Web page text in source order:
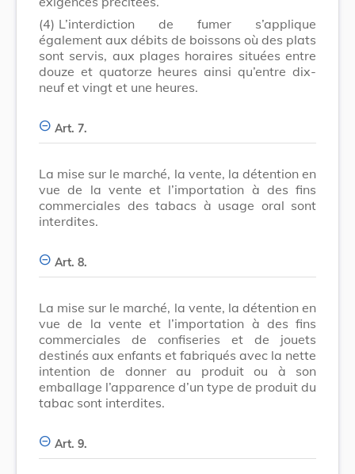
(4) L’interdiction de fumer s’applique
également aux débits de boissons où des plats
sont servis, aux plages horaires situées entre
douze et quatorze heures ainsi qu’entre dix-
neuf et vingt et une heures.
Art. 7.
La mise sur le marché, la vente, la détention en
vue de la vente et l’importation à des fins
commerciales des tabacs à usage oral sont
interdites.
Art. 8.
La mise sur le marché, la vente, la détention en
vue de la vente et l’importation à des fins
commerciales de confiseries et de jouets
destinés aux enfants et fabriqués avec la nette
intention de donner au produit ou à son
emballage l’apparence d’un type de produit du
tabac sont interdites.
Art. 9.